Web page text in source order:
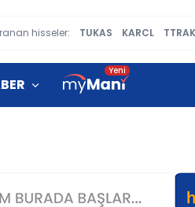
hisseler: TUKAS KARCL TTRAK